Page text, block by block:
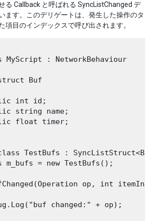
る Callback と呼ばれる SyncListChanged デ
ます。このデリゲートは、発生した操作のタ
項目のインデックスで呼び出されます。
: NetworkBehaviour
Buf
int id;
string name;
float timer;
TestBufs :
m_bufs = new TestBufs();
op, int
changed:" + op);